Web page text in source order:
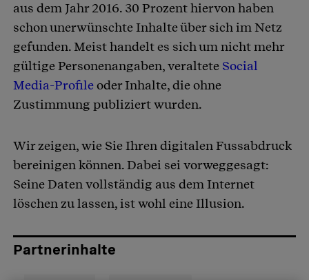
aus dem Jahr 2016. 30 Prozent hiervon haben
schon unerwünschte Inhalte über sich im Netz
gefunden. Meist handelt es sich um nicht mehr
gültige Personenangaben, veraltete Social
Media-Profileoder Inhalte, die ohne
Zustimmung publiziert wurden.
Wir zeigen, wie Sie Ihren digitalen Fussabdruck
bereinigen können. Dabei sei vorweggesagt:
Seine Daten vollständig aus dem Internet
löschen zu lassen, ist wohl eine Illusion.
Partnerinhalte